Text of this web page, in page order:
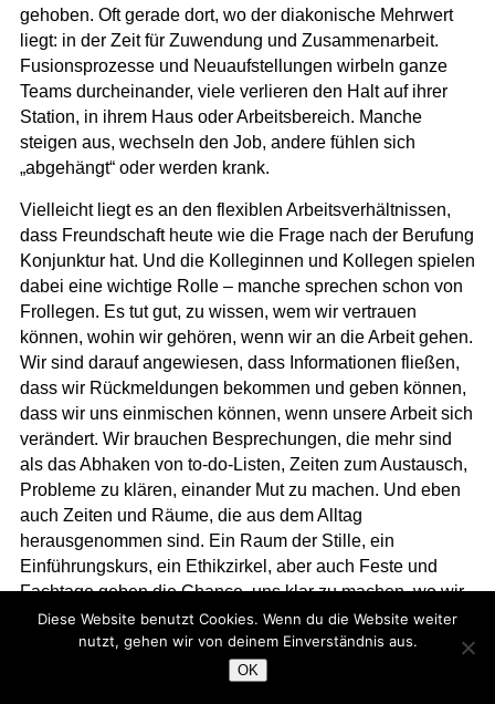
gehoben. Oft gerade dort, wo der diakonische Mehrwert
liegt: in der Zeit für Zuwendung und Zusammenarbeit.
Fusionsprozesse und Neuaufstellungen wirbeln ganze
Teams durcheinander, viele verlieren den Halt auf ihrer
Station, in ihrem Haus oder Arbeitsbereich. Manche
steigen aus, wechseln den Job, andere fühlen sich
„abgehängt“ oder werden krank.
Vielleicht liegt es an den flexiblen Arbeitsverhältnissen,
dass Freundschaft heute wie die Frage nach der Berufung
Konjunktur hat. Und die Kolleginnen und Kollegen spielen
dabei eine wichtige Rolle – manche sprechen schon von
Frollegen. Es tut gut, zu wissen, wem wir vertrauen
können, wohin wir gehören, wenn wir an die Arbeit gehen.
Wir sind darauf angewiesen, dass Informationen fließen,
dass wir Rückmeldungen bekommen und geben können,
dass wir uns einmischen können, wenn unsere Arbeit sich
verändert. Wir brauchen Besprechungen, die mehr sind
als das Abhaken von to-do-Listen, Zeiten zum Austausch,
Probleme zu klären, einander Mut zu machen. Und eben
auch Zeiten und Räume, die aus dem Alltag
herausgenommen sind. Ein Raum der Stille, ein
Einführungskurs, ein Ethikzirkel, aber auch Feste und
Fachtage geben die Chance, uns klar zu machen, wo wir
stehen, wohin wir gehören, wohin wir unterwegs sind. In
Gruppengesprächen, beim gemeinsamen Essen, in einem
gemeinsamen Abschluss entsteht ein Resonanzraum, der
Diese Website benutzt Cookies. Wenn du die Website weiter
nutzt, gehen wir von deinem Einverständnis aus.
OK